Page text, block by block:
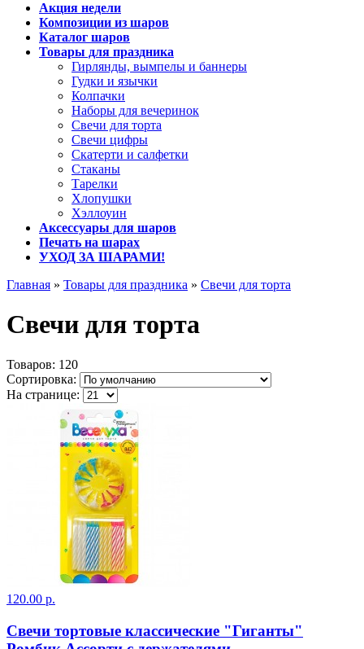
Акция недели
Композиции из шаров
Каталог шаров
Товары для праздника
Гирлянды, вымпелы и баннеры
Гудки и язычки
Колпачки
Наборы для вечеринок
Свечи для торта
Свечи цифры
Скатерти и салфетки
Стаканы
Тарелки
Хлопушки
Хэллоуин
Аксессуары для шаров
Печать на шарах
УХОД ЗА ШАРАМИ!
Главная » Товары для праздника » Свечи для торта
Свечи для торта
Товаров: 120
Сортировка:
На странице:
120.00 р.
Свечи тортовые классические "Гиганты"